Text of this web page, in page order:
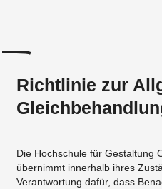
Richtlinie zur
Die Hochschule für Gestaltung
übernimmt innerhalb ihres
Verantwortung dafür, dass